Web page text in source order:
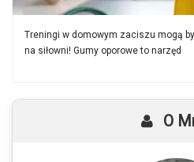
O
Treningi w domowym zaciszu mogą
na siłowni! Gumy oporowe to narzęd